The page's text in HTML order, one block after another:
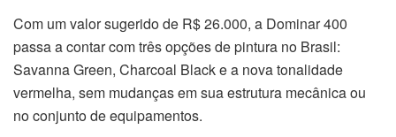
Com um valor sugerido de R$ 26.000, a Dominar 400
passa a contar com três opções de pintura no Brasil:
Savanna Green, Charcoal Black e a nova tonalidade
vermelha, sem mudanças em sua estrutura mecânica ou
no conjunto de equipamentos.